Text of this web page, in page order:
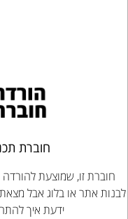
חוברת
לבנות אתר או בלוג אבל
ידעת איך